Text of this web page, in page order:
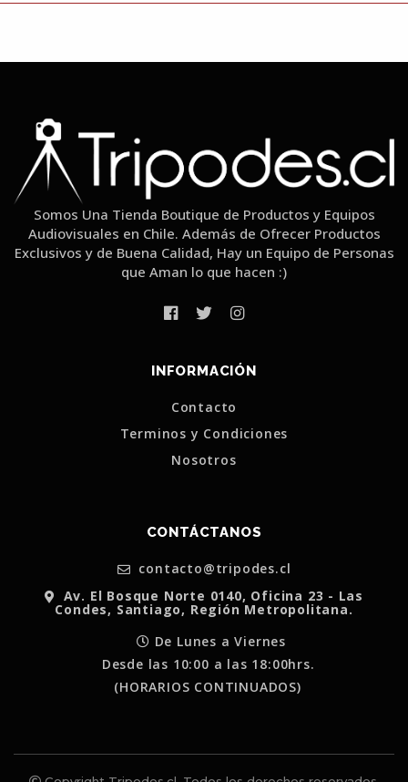
Somos Una Tienda Boutique de Productos y Equipos
Audiovisuales en Chile. Además de Ofrecer Productos
Exclusivos y de Buena Calidad, Hay un Equipo de Personas
que Aman lo que hacen :)
INFORMACIÓN
Contacto
Terminos y Condiciones
Nosotros
CONTÁCTANOS
contacto@tripodes.cl
Av. El Bosque Norte 0140, Oficina 23 - Las
Condes, Santiago, Región Metropolitana.
De Lunes a Viernes
Desde las 10:00 a las 18:00hrs.
(HORARIOS CONTINUADOS)